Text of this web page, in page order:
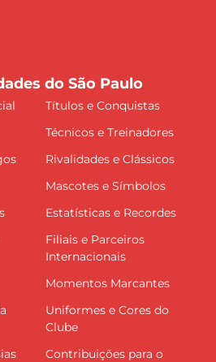
do São Paulo
Títulos e Conquistas
Técnicos e Treinadores
Rivalidades e Clássicos
Mascotes e Símbolos
Estatísticas e Recordes
Filiais e Parceiros
Internacionais
Momentos Marcantes
Uniformes e Cores do
Clube
Contribuições para o